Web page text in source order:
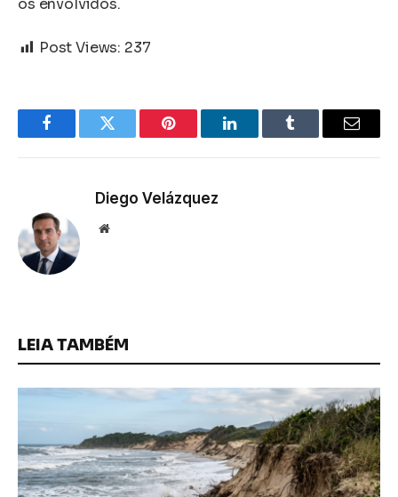
os envolvidos.
Post Views: 237
FacebookTwitter Pinterest LinkedInTumblr Email
Diego Velázquez
Website
LEIA TAMBÉM